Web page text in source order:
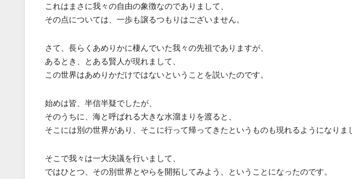
これはまさに我々の自由の象徴なのでありまして、
その点については、一歩も譲るつもりはございません。
さて、長らくあめりかに棲んでいた我々の先祖でありますが、
あるとき、とある賢人が現れまして、
この世界はあめりかだけではないということを説いたのです。
始めは皆、半信半疑でしたが、
そのうちに、海と呼ばれる大きな水溜まりを渡ると、
そこには別の世界があり、そこに行って帰ってきたというものも現れるようになりま
そこで我々は一大決議を行いまして、
ではひとつ、その別世界とやらを開拓してみよう、ということになったのです。